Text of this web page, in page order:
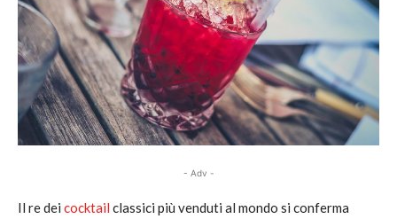
- Adv -
Il re dei cocktail classici più venduti al mondo si conferma